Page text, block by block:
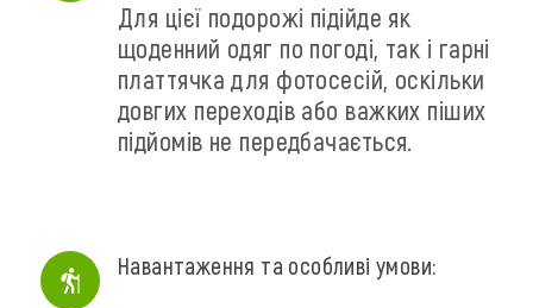
Для цієї подорожі підійде як
щоденний одяг по погоді, так і гарні
платтячка для фотосесій, оскільки
довгих переходів або важких піших
підйомів не передбачається.
Навантаження та особливі умови: